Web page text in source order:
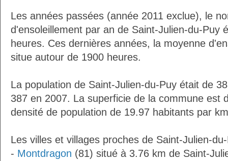
Les années passées (année 2011 exclue), le
d'ensoleillement par an de Saint-Julien-du-Puy
heures. Ces dernières années, la moyenne
situe autour de 1900 heures.
La population de Saint-Julien-du-Puy était de
387 en 2007. La superficie de la commune est
densité de population de 19.97 habitants par
Les villes et villages proches de Saint-Julien-
- Montdragon (81) situé à 3.76 km de Saint-